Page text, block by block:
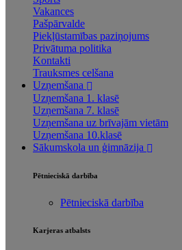
Vakances
Pašpārvalde
Piekļūstamības paziņojums
Privātuma politika
Kontakti
Trauksmes celšana
Uzņemšana
Uzņemšana 1. klasē
Uzņemšana 7. klasē
Uzņemšana uz brīvajām vietām
Uzņemšana 10.klasē
Sākumskola un ģimnāzija
Pētnieciskā darbība
Pētnieciskā darbība
Karjeras atbalsts